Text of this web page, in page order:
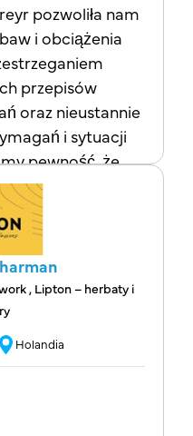
pozwoliła nam
i obciążenia
przepisów
oraz nieustannie
i sytuacji
pewność, że
z tą firmą,
Jeśli Państwa
z trudnościami
zgodności
firmę Freyr
wartościowego
projektów
, Lipton – herbaty i
Holandia